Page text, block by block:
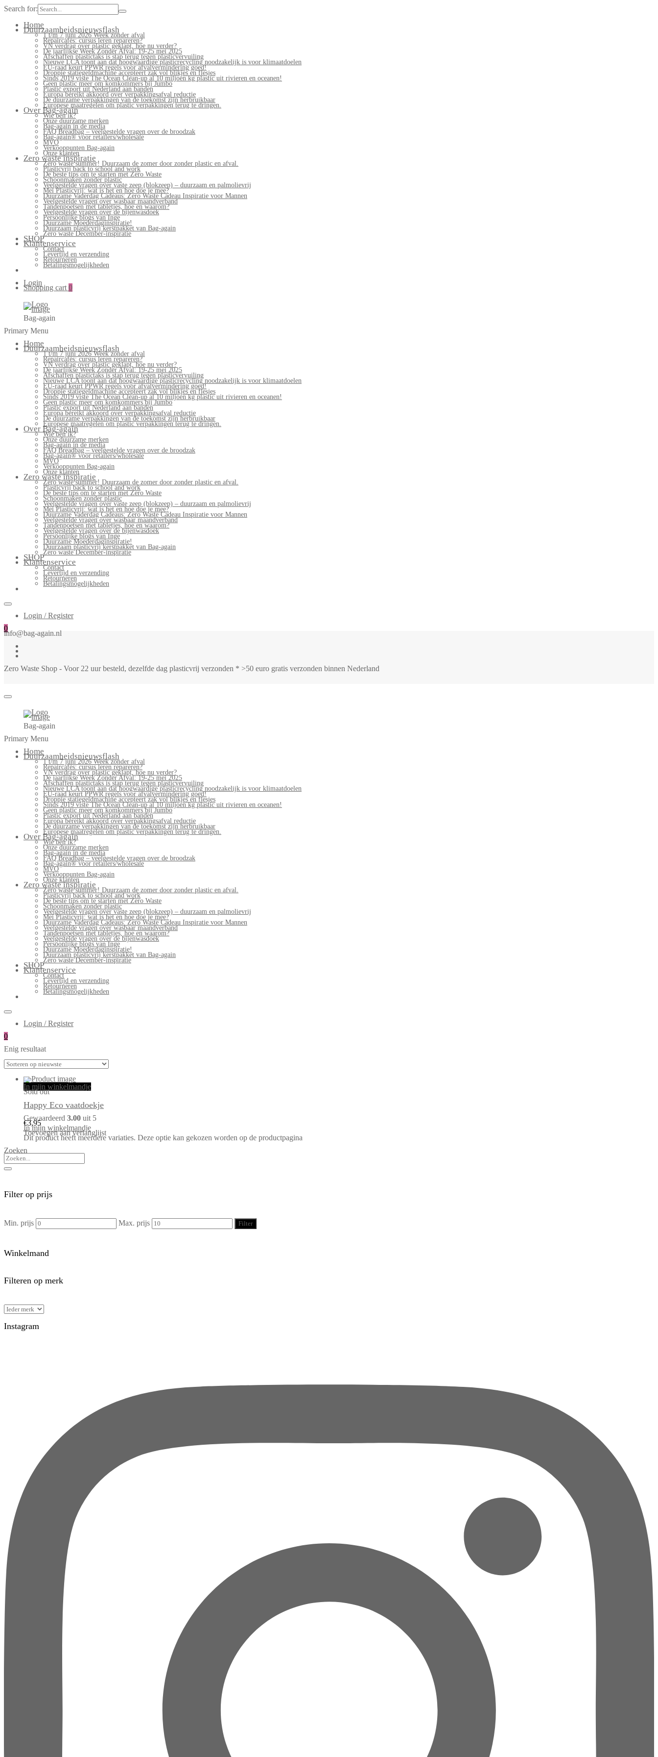
Search for:
Home
Duurzaamheidsnieuwsflash
1 t/m 7 juni 2026 Week zonder afval
Repaircafés: cursus leren repareren?
VN verdrag over plastic geklapt, hoe nu verder?
De jaarlijkse Week Zonder Afval: 19-25 mei 2025
Afschaffen plastictaks is stap terug tegen plasticvervuiling
Nieuwe LCA toont aan dat hoogwaardige plasticrecycling noodzakelijk is voor klimaatdoelen
EU-raad keurt PPWR regels voor afvalvermindering goed!
Droppie statiegeldmachine accepteert zak vol blikjes en flesjes
Sinds 2019 viste The Ocean Clean-up al 10 miljoen kg plastic uit rivieren en oceanen!
Geen plastic meer om komkommers bij Jumbo
Plastic export uit Nederland aan banden
Europa bereikt akkoord over verpakkingsafval reductie
De duurzame verpakkingen van de toekomst zijn herbruikbaar
Europese maatregelen om plastic verpakkingen terug te dringen.
Over Bag-again
Wie ben ik?
Onze duurzame merken
Bag-again in de media
FAQ Breadbag – veelgestelde vragen over de broodzak
Bag-again® voor retailers/wholesale
MVO
Verkooppunten Bag-again
Onze klanten
Zero waste inspiratie
Zero waste summer! Duurzaam de zomer door zonder plastic en afval.
Plasticvrij back to school and work
De beste tips om te starten met Zero Waste
Schoonmaken zonder plastic
Veelgestelde vragen over vaste zeep (blokzeep) – duurzaam en palmolievrij
Mei Plasticvrij: wat is het en hoe doe je mee?
Duurzame Vaderdag Cadeaus: Zero Waste Cadeau Inspiratie voor Mannen
Veelgestelde vragen over wasbaar maandverband
Tandenpoetsen met tabletjes, hoe en waarom?
Veelgestelde vragen over de bijenwasdoek
Persoonlijke blogs van Inge
Duurzame Moederdaginspiratie!
Duurzaam plasticvrij kerstpakket van Bag-again
Zero waste December-inspiratie
SHOP
Klantenservice
Contact
Levertijd en verzending
Retourneren
Betalingsmogelijkheden
Login
Shopping cart 0
Bag-again
Primary Menu
Home
Duurzaamheidsnieuwsflash
1 t/m 7 juni 2026 Week zonder afval
Repaircafés: cursus leren repareren?
VN verdrag over plastic geklapt, hoe nu verder?
De jaarlijkse Week Zonder Afval: 19-25 mei 2025
Afschaffen plastictaks is stap terug tegen plasticvervuiling
Nieuwe LCA toont aan dat hoogwaardige plasticrecycling noodzakelijk is voor klimaatdoelen
EU-raad keurt PPWR regels voor afvalvermindering goed!
Droppie statiegeldmachine accepteert zak vol blikjes en flesjes
Sinds 2019 viste The Ocean Clean-up al 10 miljoen kg plastic uit rivieren en oceanen!
Geen plastic meer om komkommers bij Jumbo
Plastic export uit Nederland aan banden
Europa bereikt akkoord over verpakkingsafval reductie
De duurzame verpakkingen van de toekomst zijn herbruikbaar
Europese maatregelen om plastic verpakkingen terug te dringen.
Over Bag-again
Wie ben ik?
Onze duurzame merken
Bag-again in de media
FAQ Breadbag – veelgestelde vragen over de broodzak
Bag-again® voor retailers/wholesale
MVO
Verkooppunten Bag-again
Onze klanten
Zero waste inspiratie
Zero waste summer! Duurzaam de zomer door zonder plastic en afval.
Plasticvrij back to school and work
De beste tips om te starten met Zero Waste
Schoonmaken zonder plastic
Veelgestelde vragen over vaste zeep (blokzeep) – duurzaam en palmolievrij
Mei Plasticvrij: wat is het en hoe doe je mee?
Duurzame Vaderdag Cadeaus: Zero Waste Cadeau Inspiratie voor Mannen
Veelgestelde vragen over wasbaar maandverband
Tandenpoetsen met tabletjes, hoe en waarom?
Veelgestelde vragen over de bijenwasdoek
Persoonlijke blogs van Inge
Duurzame Moederdaginspiratie!
Duurzaam plasticvrij kerstpakket van Bag-again
Zero waste December-inspiratie
SHOP
Klantenservice
Contact
Levertijd en verzending
Retourneren
Betalingsmogelijkheden
Login / Register
0
info@bag-again.nl
Zero Waste Shop - Voor 22 uur besteld, dezelfde dag plasticvrij verzonden * >50 euro gratis verzonden binnen Nederland
Bag-again
Primary Menu
Home
Duurzaamheidsnieuwsflash
1 t/m 7 juni 2026 Week zonder afval
Repaircafés: cursus leren repareren?
VN verdrag over plastic geklapt, hoe nu verder?
De jaarlijkse Week Zonder Afval: 19-25 mei 2025
Afschaffen plastictaks is stap terug tegen plasticvervuiling
Nieuwe LCA toont aan dat hoogwaardige plasticrecycling noodzakelijk is voor klimaatdoelen
EU-raad keurt PPWR regels voor afvalvermindering goed!
Droppie statiegeldmachine accepteert zak vol blikjes en flesjes
Sinds 2019 viste The Ocean Clean-up al 10 miljoen kg plastic uit rivieren en oceanen!
Geen plastic meer om komkommers bij Jumbo
Plastic export uit Nederland aan banden
Europa bereikt akkoord over verpakkingsafval reductie
De duurzame verpakkingen van de toekomst zijn herbruikbaar
Europese maatregelen om plastic verpakkingen terug te dringen.
Over Bag-again
Wie ben ik?
Onze duurzame merken
Bag-again in de media
FAQ Breadbag – veelgestelde vragen over de broodzak
Bag-again® voor retailers/wholesale
MVO
Verkooppunten Bag-again
Onze klanten
Zero waste inspiratie
Zero waste summer! Duurzaam de zomer door zonder plastic en afval.
Plasticvrij back to school and work
De beste tips om te starten met Zero Waste
Schoonmaken zonder plastic
Veelgestelde vragen over vaste zeep (blokzeep) – duurzaam en palmolievrij
Mei Plasticvrij: wat is het en hoe doe je mee?
Duurzame Vaderdag Cadeaus: Zero Waste Cadeau Inspiratie voor Mannen
Veelgestelde vragen over wasbaar maandverband
Tandenpoetsen met tabletjes, hoe en waarom?
Veelgestelde vragen over de bijenwasdoek
Persoonlijke blogs van Inge
Duurzame Moederdaginspiratie!
Duurzaam plasticvrij kerstpakket van Bag-again
Zero waste December-inspiratie
SHOP
Klantenservice
Contact
Levertijd en verzending
Retourneren
Betalingsmogelijkheden
Login / Register
0
Enig resultaat
In mijn winkelmandje
Sold out
Happy Eco vaatdoekje
Gewaardeerd 3.00 uit 5
€3,95
In mijn winkelmandje
Toevoegen aan verlanglijst
Dit product heeft meerdere variaties. Deze optie kan gekozen worden op de productpagina
Zoeken
Filter op prijs
Min. prijs Max. prijs Filter
Winkelmand
Filteren op merk
Instagram